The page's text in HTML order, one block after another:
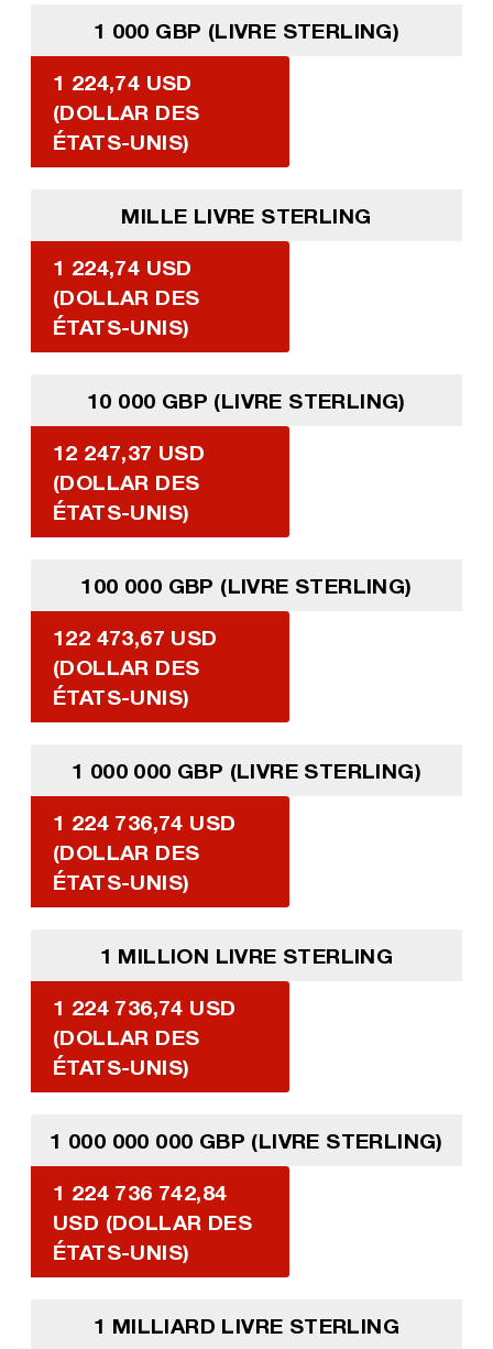
1 000 GBP (LIVRE STERLING)
1 224,74 USD
(DOLLAR DES
ÉTATS-UNIS)
MILLE LIVRE STERLING
1 224,74 USD
(DOLLAR DES
ÉTATS-UNIS)
10 000 GBP (LIVRE STERLING)
12 247,37 USD
(DOLLAR DES
ÉTATS-UNIS)
100 000 GBP (LIVRE STERLING)
122 473,67 USD
(DOLLAR DES
ÉTATS-UNIS)
1 000 000 GBP (LIVRE STERLING)
1 224 736,74 USD
(DOLLAR DES
ÉTATS-UNIS)
1 MILLION LIVRE STERLING
1 224 736,74 USD
(DOLLAR DES
ÉTATS-UNIS)
1 000 000 000 GBP (LIVRE STERLING)
1 224 736 742,84
USD (DOLLAR DES
ÉTATS-UNIS)
1 MILLIARD LIVRE STERLING